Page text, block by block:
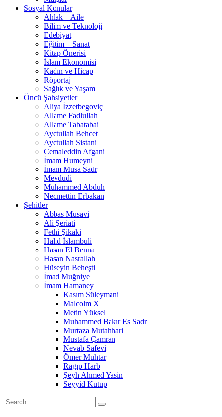
Sosyal Konular
Ahlak – Aile
Bilim ve Teknoloji
Edebiyat
Eğitim – Sanat
Kitap Önerisi
İslam Ekonomisi
Kadın ve Hicap
Röportaj
Sağlık ve Yaşam
Öncü Şahsiyetler
Aliya İzzetbegoviç
Allame Fadlullah
Allame Tabatabai
Ayetullah Behcet
Ayetullah Sistani
Cemaleddin Afgani
İmam Humeyni
İmam Musa Sadr
Mevdudi
Muhammed Abduh
Necmettin Erbakan
Şehitler
Abbas Musavi
Ali Şeriati
Fethi Şikaki
Halid İslambuli
Hasan El Benna
Hasan Nasrallah
Hüseyin Beheşti
İmad Muğniye
İmam Hamaney
Kasım Süleymani
Malcolm X
Metin Yüksel
Muhammed Bakır Es Sadr
Murtaza Mutahhari
Mustafa Çamran
Nevab Safevi
Ömer Muhtar
Ragıp Harb
Şeyh Ahmed Yasin
Seyyid Kutup